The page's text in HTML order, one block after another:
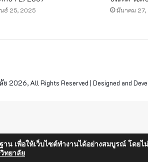
ธ์ 25, 2025 มีนาคม 27,
All Rights Reserved | Designed and
น เพื่อให้เว็บไซต์ทำงานได้อย่างสมบูรณ์ โดย
ทยาลัย